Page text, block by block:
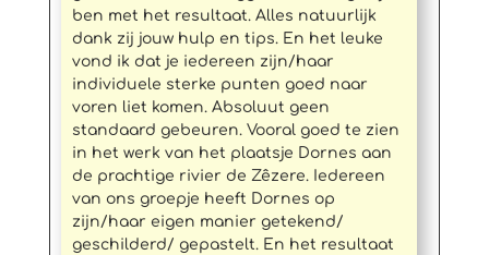
ben met het resultaat. Alles natuurlijk
dank zij jouw hulp en tips. En het leuke
vond ik dat je iedereen zijn/haar
individuele sterke punten goed naar
voren liet komen. Absoluut geen
standaard gebeuren. Vooral goed te zien
in het werk van het plaatsje Dornes aan
de prachtige rivier de Zêzere. Iedereen
van ons groepje heeft Dornes op
zijn/haar eigen manier getekend/
geschilderd/ gepastelt. En het resultaat